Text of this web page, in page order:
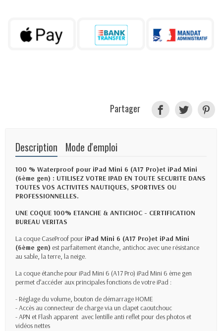
Partager
Description Mode d'emploi
100 % Waterproof pour iPad Mini 6 (A17 Pro)et iPad Mini
(6ème gen) : UTILISEZ VOTRE IPAD EN TOUTE SECURITE DANS
TOUTES VOS ACTIVITES NAUTIQUES, SPORTIVES OU
PROFESSIONNELLES.
UNE COQUE 100% ETANCHE & ANTICHOC - CERTIFICATION
BUREAU VERITAS
La coque CaseProof pour iPad Mini 6 (A17 Pro)et iPad Mini
(6ème gen) est parfaitement étanche, antichoc avec une résistance
au sable, la terre, la neige.
La coque étanche pour iPad Mini 6 (A17 Pro) iPad Mini 6 ème gen
permet d’accéder aux principales fonctions de votre iPad :
- Réglage du volume, bouton de démarrage HOME
- Accès au connecteur de charge via un clapet caoutchouc
- APN et Flash apparent avec lentille anti reflet pour des photos et
vidéos nettes